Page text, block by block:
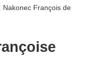
Nakonec François de